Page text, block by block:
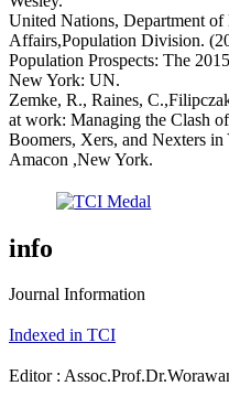
United Nations, Department
Affairs,Population Division.
Population Prospects: The
New York: UN.
Zemke, R., Raines,
at work: Managing the Clash
Boomers, Xers, and Nexters in
Amacon ,New York.
info
Journal Information
Indexed in TCI
Editor :